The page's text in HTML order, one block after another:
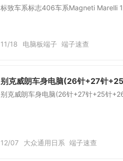
标致车系标志406车系Magneti Marelli
11/18 电脑板端子 端子速查
别克威朗车身电脑(26针+27针
别克威朗车身电脑(26针+27针+25针
12/07 大众通用日系 端子速查